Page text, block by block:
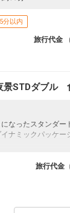
分以内
旅行代金
景STDダブル
なったスタンダ
ナミックパッケ
はJALグループ）
地交通・体験プラ
旅行代金